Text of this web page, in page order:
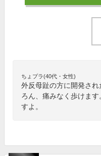
ちょプラ(40代・女性)
外反母趾の方に開発さ
ろん、痛みなく歩けま
すよ。